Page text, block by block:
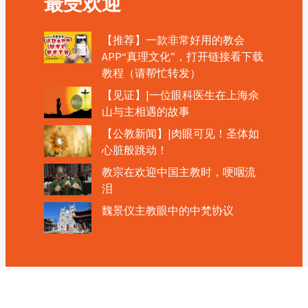
【推荐】一款非常好用的教会
APP“真理文化”，打开链接看下载
教程（请帮忙转发）
【见证】|一位眼科医生在上海佘
山与主相遇的故事
【公教新闻】|肉眼可见！圣体如
心脏般跳动！
教宗在欢迎中国主教时，哽咽流
泪
魏景仪主教眼中的中梵协议